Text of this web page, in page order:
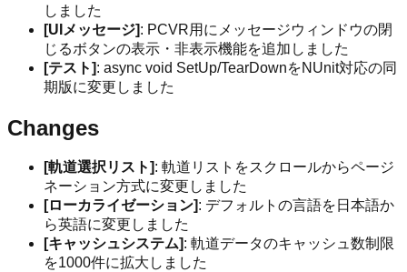
しました
[UIメッセージ]: PCVR用にメッセージウィンドウの閉
じるボタンの表示・非表示機能を追加しました
[テスト]: async void SetUp/TearDownをNUnit対応の同
期版に変更しました
Changes
[軌道選択リスト]: 軌道リストをスクロールからページ
ネーション方式に変更しました
[ローカライゼーション]: デフォルトの言語を日本語か
ら英語に変更しました
[キャッシュシステム]: 軌道データのキャッシュ数制限
を1000件に拡大しました